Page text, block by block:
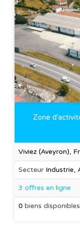
Zone
Viviez (Aveyron),
Secteur Industrie,
3 offres en ligne
0 biens